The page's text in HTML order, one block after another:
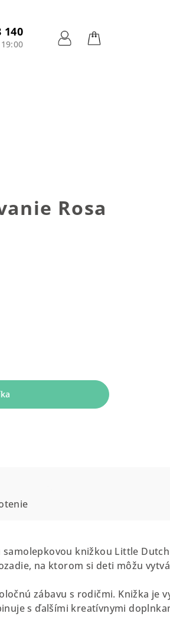
140
Rosa
knižkou Little
na ktorom si deti môžu
zábavu s rodičmi. Knižka je
s ďalšími kreatívnymi